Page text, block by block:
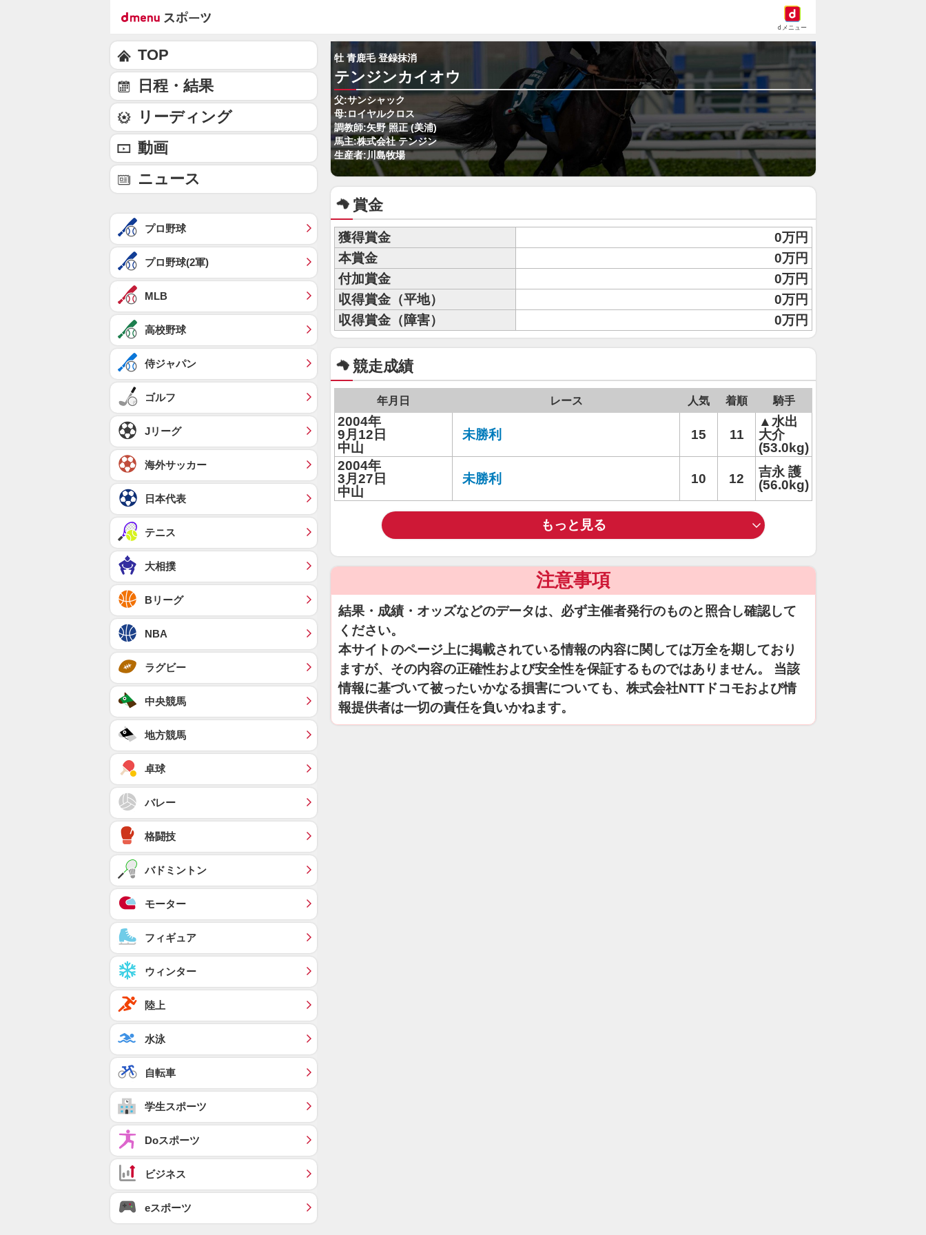
dメニュー
牡 青鹿毛 登録抹消
テンジンカイオウ
父:サンシャック
母:ロイヤルクロス
調教師:矢野 照正 (美浦)
馬主:株式会社 テンジン
生産者:川島牧場
賞金
獲得賞金
0万円
本賞金
0万円
付加賞金
0万円
収得賞金（平地）
0万円
収得賞金（障害）
0万円
競走成績
年月日 レース 人気 着順 騎手
2004年
9月12日
中山
未勝利 15 11
▲水出
大介
(53.0kg)
2004年
3月27日
中山
未勝利 10 12
吉永 護
(56.0kg)
もっと見る
注意事項
結果・成績・オッズなどのデータは、必ず主催者発行のものと照合し確認して
ください。
本サイトのページ上に掲載されている情報の内容に関しては万全を期しており
ますが、その内容の正確性および安全性を保証するものではありません。 当該
情報に基づいて被ったいかなる損害についても、株式会社NTTドコモおよび情
報提供者は一切の責任を負いかねます。
TOP
日程・結果
リーディング
動画
ニュース
プロ野球
プロ野球(2軍)
MLB
高校野球
侍ジャパン
ゴルフ
Jリーグ
海外サッカー
日本代表
テニス
大相撲
Bリーグ
NBA
ラグビー
中央競馬
地方競馬
卓球
バレー
格闘技
バドミントン
モーター
フィギュア
ウィンター
陸上
水泳
自転車
学生スポーツ
Doスポーツ
ビジネス
eスポーツ